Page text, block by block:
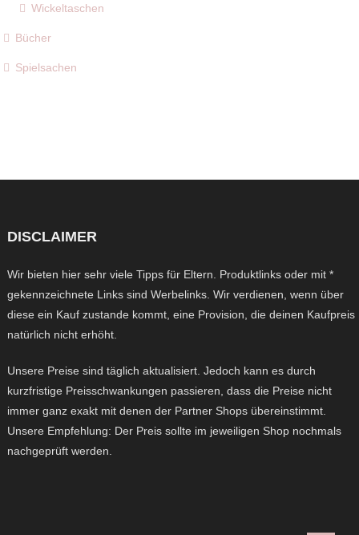
Wickeltaschen
Bücher
Spielsachen
DISCLAIMER
Wir bieten hier sehr viele Tipps für Eltern. Produktlinks oder mit *
gekennzeichnete Links sind Werbelinks. Wir verdienen, wenn über
diese ein Kauf zustande kommt, eine Provision, die deinen Kaufpreis
natürlich nicht erhöht.
Unsere Preise sind täglich aktualisiert. Jedoch kann es durch
kurzfristige Preisschwankungen passieren, dass die Preise nicht
immer ganz exakt mit denen der Partner Shops übereinstimmt.
Unsere Empfehlung: Der Preis sollte im jeweiligen Shop nochmals
nachgeprüft werden.